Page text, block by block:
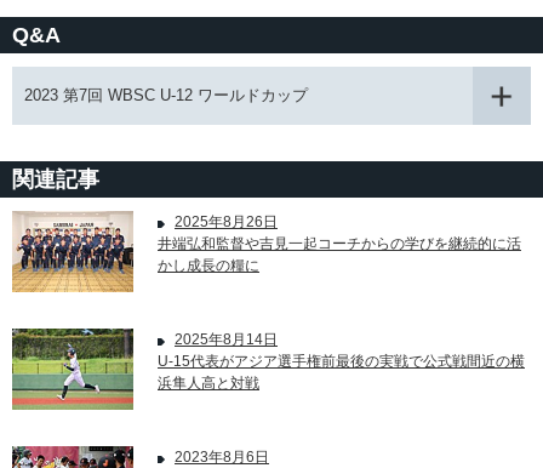
Q&A
2023 第7回 WBSC U-12 ワールドカップ
関連記事
2025年8月26日
井端弘和監督や吉見一起コーチからの学びを継続的に活
かし成長の糧に
2025年8月14日
U-15代表がアジア選手権前最後の実戦で公式戦間近の横
浜隼人高と対戦
2023年8月6日